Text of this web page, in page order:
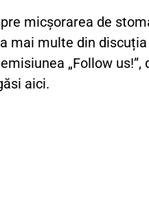
micșorarea de
mai multe din
„Follow us!”,
aici.